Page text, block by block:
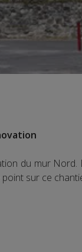
du mur Nord.
sur ce